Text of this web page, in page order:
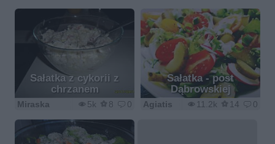
Sałatka z cykorii z
chrzanem
5k 8 0
Miraska
Sałatka - post
Dąbrowskiej
11.2k 14 0
Agiatis